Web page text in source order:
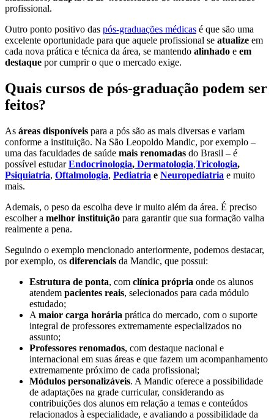
profissional.
Outro ponto positivo das pós-graduações médicas é que são uma
excelente oportunidade para que aquele profissional se atualize em
cada nova prática e técnica da área, se mantendo alinhado e em
destaque por cumprir o que o mercado exige.
Quais cursos de pós-graduação podem ser
feitos?
As áreas disponíveis para a pós são as mais diversas e variam
conforme a instituição. Na São Leopoldo Mandic, por exemplo –
uma das faculdades de saúde mais renomadas do Brasil – é
possível estudarEndocrinologia, Dermatologia,Tricologia,
Psiquiatria, Oftalmologia, Pediatria e Neuropediatria e muito
mais.
Ademais, o peso da escolha deve ir muito além da área. É preciso
escolher a melhor instituição para garantir que sua formação valha
realmente a pena.
Seguindo o exemplo mencionado anteriormente, podemos destacar,
por exemplo, os diferenciais da Mandic, que possui:
Estrutura de ponta, com clínica própria onde os alunos
atendem pacientes reais, selecionados para cada módulo
estudado;
A maior carga horária prática do mercado, com o suporte
integral de professores extremamente especializados no
assunto;
Professores renomados, com destaque nacional e
internacional em suas áreas e que fazem um acompanhamento
extremamente próximo de cada profissional;
Módulos personalizáveis. A Mandic oferece a possibilidade
de adaptações na grade curricular, considerando as
contribuições dos alunos em relação a temas e conteúdos
relacionados à especialidade, e avaliando a possibilidade da